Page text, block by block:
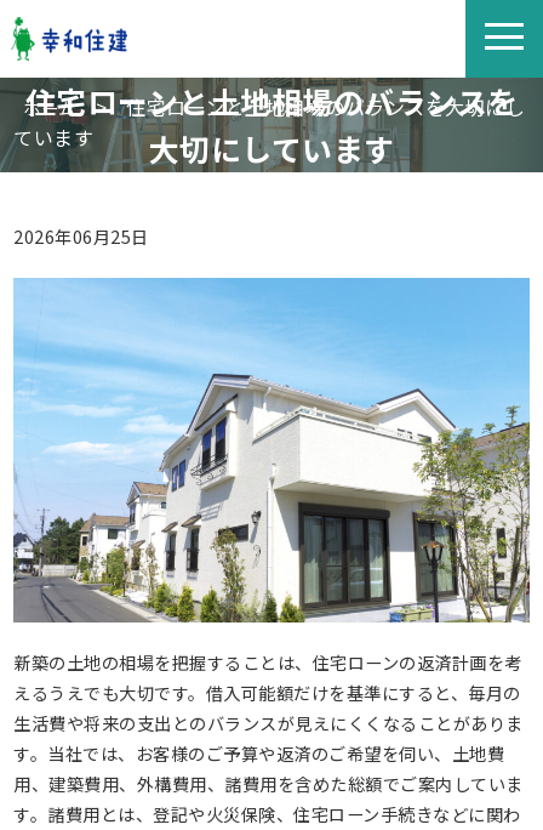
住宅ローンと土地相場のバランスを
大切にしています
ホーム >
住宅ローンと土地相場のバランスを大切にし
ています
2026年06月25日
新築の土地の相場を把握することは、住宅ローンの返済計画を考
えるうえでも大切です。借入可能額だけを基準にすると、毎月の
生活費や将来の支出とのバランスが見えにくくなることがありま
す。当社では、お客様のご予算や返済のご希望を伺い、土地費
用、建築費用、外構費用、諸費用を含めた総額でご案内していま
す。諸費用とは、登記や火災保険、住宅ローン手続きなどに関わ